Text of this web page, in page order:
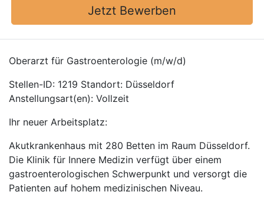
Jetzt Bewerben
Oberarzt für Gastroenterologie (m/w/d)
Stellen-ID: 1219 Standort: Düsseldorf
Anstellungsart(en): Vollzeit
Ihr neuer Arbeitsplatz:
Akutkrankenhaus mit 280 Betten im Raum Düsseldorf.
Die Klinik für Innere Medizin verfügt über einem
gastroenterologischen Schwerpunkt und versorgt die
Patienten auf hohem medizinischen Niveau.